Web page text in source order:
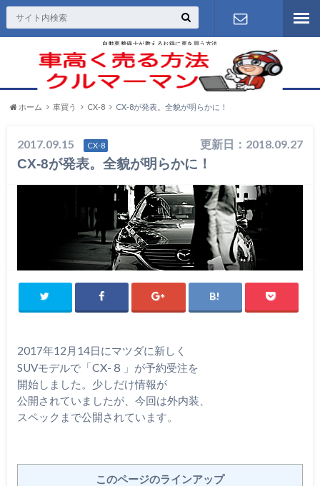
自動車整備士が教えるお得に車を買う方法
お問い合わ
せ
ホーム 車買う CX-8 CX-8が発表。全貌が明らかに！
2017.09.15 CX-8 更新日：2018.09.27
CX-8が発表。全貌が明らかに！
2017年12月14日にマツダに新しく
SUVモデルで「CX-８」 が予約受注を
開始しました。少しだけ情報が
公開されていましたが、今回は外内装、
スペックまで公開されています。
このページのラインアップ